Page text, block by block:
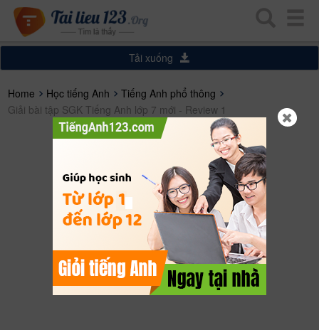
Tải xuống
Home Học tiếng Anh
Tiếng Anh phổ thông
Giải bài tập SGK Tiếng Anh lớp 7 mới - Review 1